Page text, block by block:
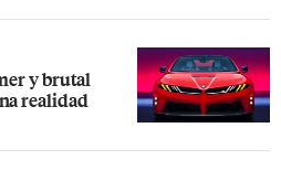
y brutal
realidad